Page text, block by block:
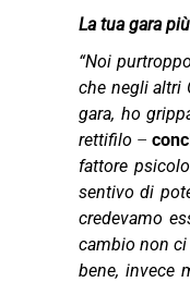
La tua gara
“Noi
che negli altri
gara, ho
rettifilo –
fattore
sentivo di
credevamo
cambio non ci
bene, invece